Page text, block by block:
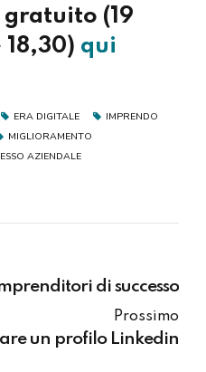
(19
18,30) qui
ERA DIGITALE
IMPRENDO
MIGLIORAMENTO
AZIENDALE
di successo
Prossimo
un profilo Linkedin